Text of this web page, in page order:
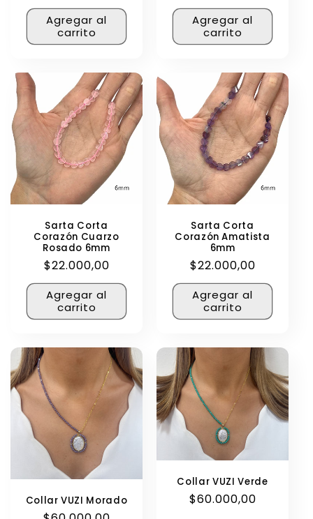
habitual
Agregar al
carrito
habitual
Agregar al
carrito
Sarta Corta
Corazón Cuarzo
Rosado 6mm
Precio
habitual
$22.000,00
Agregar al
carrito
Sarta Corta
Corazón Amatista
6mm
Precio
habitual
$22.000,00
Agregar al
carrito
Collar VUZI Morado
Collar VUZI Verde
Precio
$60.000,00